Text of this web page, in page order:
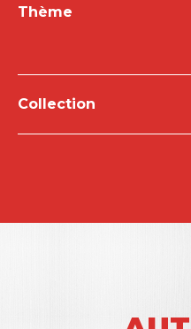
Thème
Collection